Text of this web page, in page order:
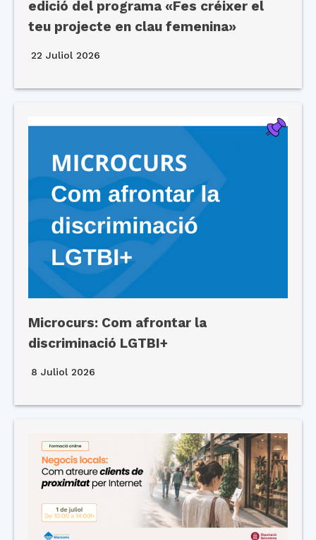
edició del programa «Fes créixer el
teu projecte en clau femenina»
22 Juliol 2026
Microcurs: Com afrontar la
discriminació LGTBI+
8 Juliol 2026